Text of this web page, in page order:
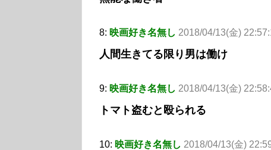
8: 映画好き名無し 2018/04/13(金)
人間生きてる限り男は働け
9: 映画好き名無し 2018/04/13(金)
トマト盗むと殴られる
10: 映画好き名無し 2018/04/13(金)